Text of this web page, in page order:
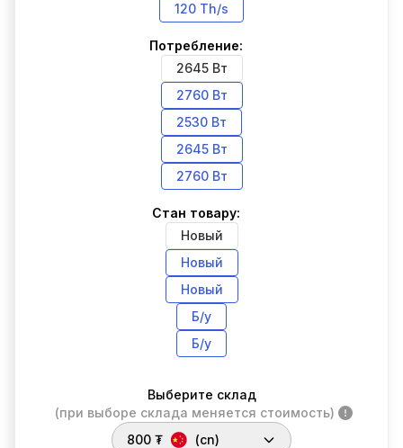
120 Th/s
Потребление:
2645 Вт
2760 Вт
2530 Вт
2645 Вт
2760 Вт
Стан товару:
Новый
Новый
Новый
Б/у
Б/у
Выберите склад
(при выборе склада меняется стоимость)
800 ₮
(cn)